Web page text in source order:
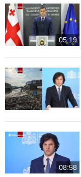
05:19
08:58